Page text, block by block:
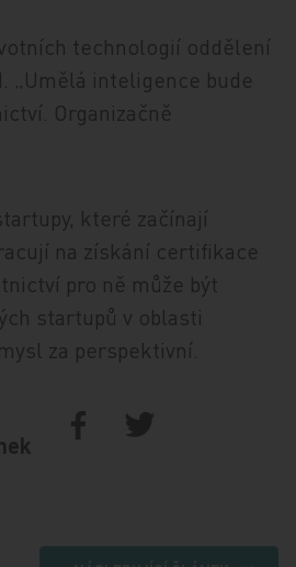
technologií oddělení
„Umělá inteligence bude
Organizačně
které začínají
na získání certifikace
pro ně může být
startupů v oblasti
za perspektivní.